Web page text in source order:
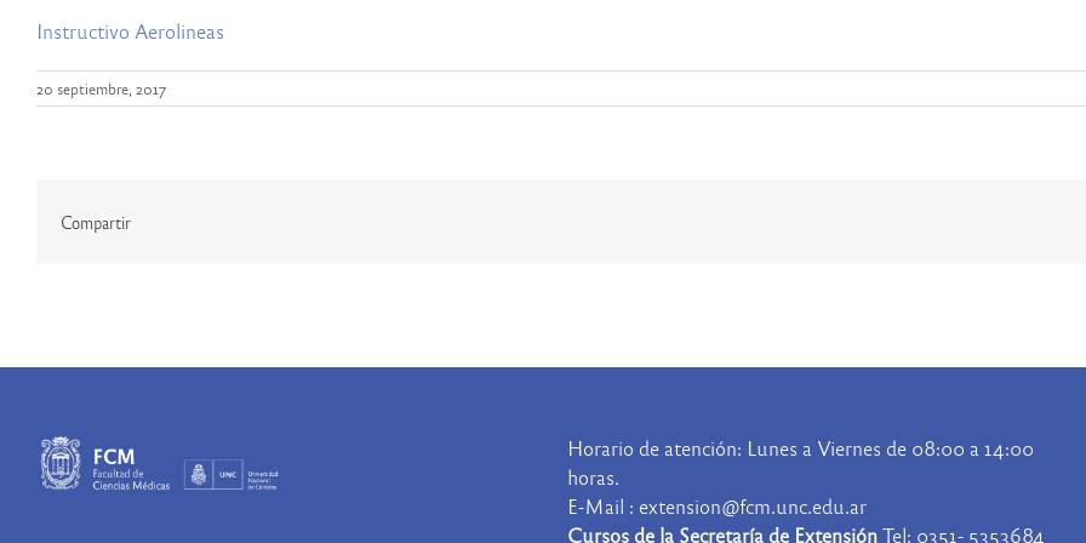
Instructivo Aerolineas
20 septiembre, 2017
Compartir
Horario de atención: Lunes a Viernes de 08:00 a 14:00
horas.
E-Mail : extension@fcm.unc.edu.ar
Cursos de la Secretaría de ExtensiónTel: 0351- 5353684